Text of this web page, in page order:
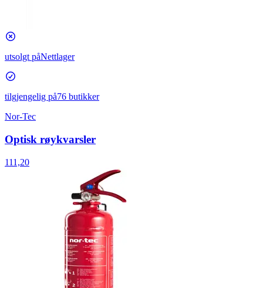
utsolgt påNettlager
tilgjengelig på76 butikker
Nor-Tec
Optisk røykvarsler
111,20